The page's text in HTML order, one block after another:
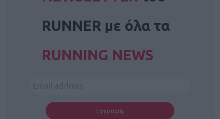
RUNNER με όλα τα
RUNNING NEWS